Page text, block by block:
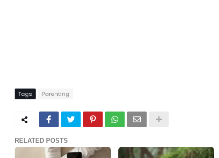
Tags Parenting
RELATED POSTS